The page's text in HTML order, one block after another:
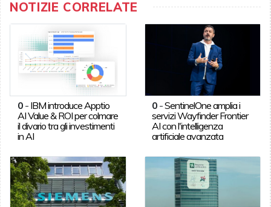
NOTIZIE CORRELATE
0- IBM introduce Apptio
AI Value & ROI per colmare
il divario tra gli investimenti
in AI
0 -SentinelOne amplia i
servizi Wayfinder Frontier
AI con l'intelligenza
artificiale avanzata